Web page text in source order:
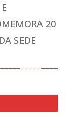
20
SEDE